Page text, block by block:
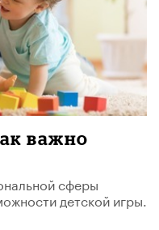
важно
сферы
детской игры.